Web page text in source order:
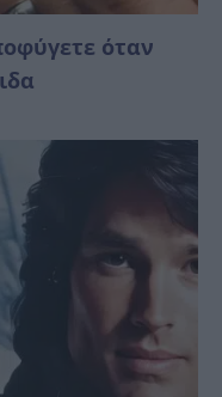
όταν